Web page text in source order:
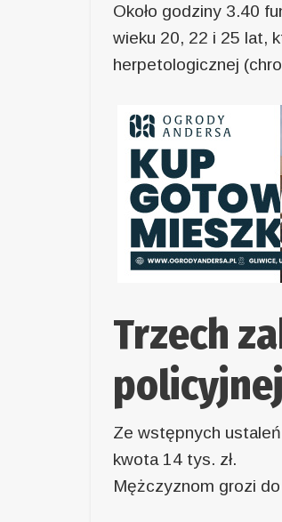
Około godziny 3.40
wieku 20, 22 i 25 lat,
herpetologicznej
Trzech
Ze wstępnych
kwota 14 tys. zł.
Mężczyznom grozi